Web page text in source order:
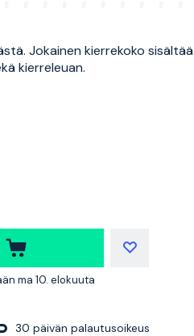
Jokainen kierrekoko
kierreleuan.
ma 10. elokuuta
30 päivän palautusoikeus